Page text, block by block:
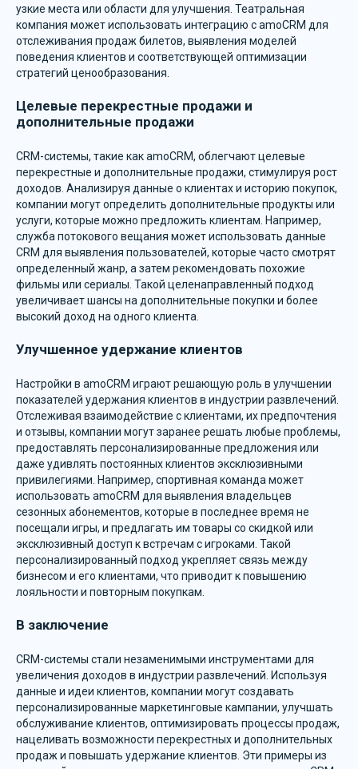
узкие места или области для улучшения. Театральная
компания может использовать интеграцию с amoCRM для
отслеживания продаж билетов, выявления моделей
поведения клиентов и соответствующей оптимизации
стратегий ценообразования.
Целевые перекрестные продажи и
дополнительные продажи
CRM-системы, такие как amoCRM, облегчают целевые
перекрестные и дополнительные продажи, стимулируя рост
доходов. Анализируя данные о клиентах и историю покупок,
компании могут определить дополнительные продукты или
услуги, которые можно предложить клиентам. Например,
служба потокового вещания может использовать данные
CRM для выявления пользователей, которые часто смотрят
определенный жанр, а затем рекомендовать похожие
фильмы или сериалы. Такой целенаправленный подход
увеличивает шансы на дополнительные покупки и более
высокий доход на одного клиента.
Улучшенное удержание клиентов
Настройки в amoCRM играют решающую роль в улучшении
показателей удержания клиентов в индустрии развлечений.
Отслеживая взаимодействие с клиентами, их предпочтения
и отзывы, компании могут заранее решать любые проблемы,
предоставлять персонализированные предложения или
даже удивлять постоянных клиентов эксклюзивными
привилегиями. Например, спортивная команда может
использовать amoCRM для выявления владельцев
сезонных абонементов, которые в последнее время не
посещали игры, и предлагать им товары со скидкой или
эксклюзивный доступ к встречам с игроками. Такой
персонализированный подход укрепляет связь между
бизнесом и его клиентами, что приводит к повышению
лояльности и повторным покупкам.
В заключение
CRM-системы стали незаменимыми инструментами для
увеличения доходов в индустрии развлечений. Используя
данные и идеи клиентов, компании могут создавать
персонализированные маркетинговые кампании, улучшать
обслуживание клиентов, оптимизировать процессы продаж,
нацеливать возможности перекрестных и дополнительных
продаж и повышать удержание клиентов. Эти примеры из
+7
Отправить
Отправляя форму путём нажатия на кнопку, я подтверждаю,
согласие на обработку персональных данных
Настроим
правильно все
процессы в CRM